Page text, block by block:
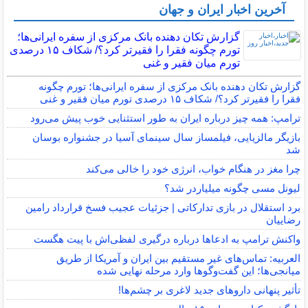
آخرین اخبار ایران و جهان
گزارش تکان‌ دهنده بانک مرکزی از سفره ایرانی‌ها؛
تورم چگونه فقرا را فقیرتر کرد؟/ شکاف ۱۵ درصدی
تورم میان فقیر و غنی
گزارش تکان‌ دهنده بانک مرکزی از سفره ایرانی‌ها؛ تورم چگونه
فقرا را فقیرتر کرد؟/ شکاف ۱۵ درصدی تورم میان فقیر و غنی
ترامپ: همه چیز درباره ایران به طور استثنایی خوب پیش می‌رود
بازیگر مالزیایی، فیلمساز سال سینمای آسیا در جشنواره بوسان
شد
چرا مغز در هنگام خواب، انرژی خود را خالی می‌کند
لیونل مسی چگونه میلیاردر شد؟
برد استقلال در بازی تدارکاتی | جزئیات عجیب فسخ قرارداد رامین
رضاییان
واکنش ترامپ به ادعاها درباره درگیری لفظی‌اش با پیت هگست
العربیه: تماس‌های غیر مستقیم بین ایران و آمریکا از طریق
میانجی‌ها؛ این گفت‌و‌گو‌ها وارد مرحله نهایی شده
تأثیر پنهانی داروهای جدید لاغری بر چشم‌ها!